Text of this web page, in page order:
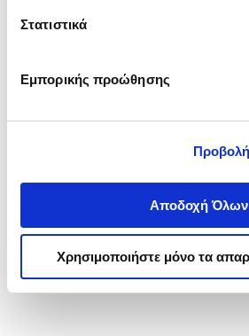
Στατιστικά
Εμπορικής προώθησης
Αποδοχή Όλων
Χρησιμοποιήστε μόνο τα